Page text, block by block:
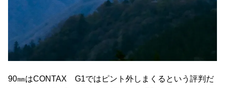
90㎜はCONTAX G1ではピント外しまくるという評判だ